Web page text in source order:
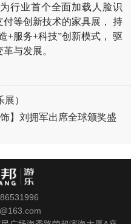
行业首个全面加载人脸识
等创新技术的家具展， 持
+服务+科技”创新模式， 驱
与发展。
）
】刘拥军出席全球颁奖盛